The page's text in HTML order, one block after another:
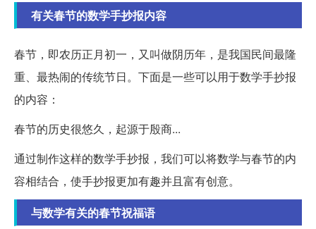
有关春节的数学手抄报内容
春节，即农历正月初一，又叫做阴历年，是我国民间最隆
重、最热闹的传统节日。下面是一些可以用于数学手抄报
的内容：
春节的历史很悠久，起源于殷商...
通过制作这样的数学手抄报，我们可以将数学与春节的内
容相结合，使手抄报更加有趣并且富有创意。
与数学有关的春节祝福语